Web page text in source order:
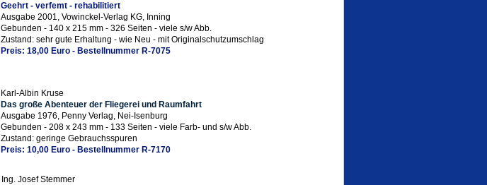
Geehrt - verfemt - rehabilitiert
Ausgabe 2001, Vowinckel-Verlag KG, Inning
Gebunden - 140 x 215 mm - 326 Seiten - viele s/w Abb.
Zustand: sehr gute Erhaltung - wie Neu - mit Originalschutzumschlag
Preis: 18,00 Euro - Bestellnummer R-7075
Karl-Albin Kruse
Das große Abenteuer der Fliegerei und Raumfahrt
Ausgabe 1976, Penny Verlag, Nei-Isenburg
Gebunden - 208 x 243 mm - 133 Seiten - viele Farb- und s/w Abb.
Zustand: geringe Gebrauchsspuren
Preis: 10,00 Euro - Bestellnummer R-7170
Ing. Josef Stemmer